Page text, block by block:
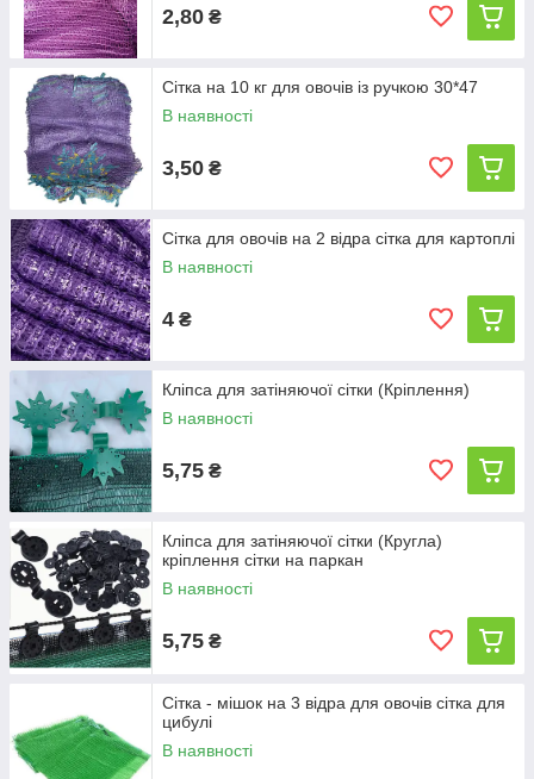
Машини для порізування та колення дров із
конвеєром
2,80 ₴
Сітка на 10 кг для овочів із ручкою 30*47
В наявності
3,50 ₴
Сітка для овочів на 2 відра сітка для картоплі
В наявності
4 ₴
Кліпса для затіняючої сітки (Кріплення)
В наявності
5,75 ₴
Кліпса для затіняючої сітки (Кругла)
кріплення сітки на паркан
В наявності
5,75 ₴
Сітка - мішок на 3 відра для овочів сітка для
цибулі
В наявності